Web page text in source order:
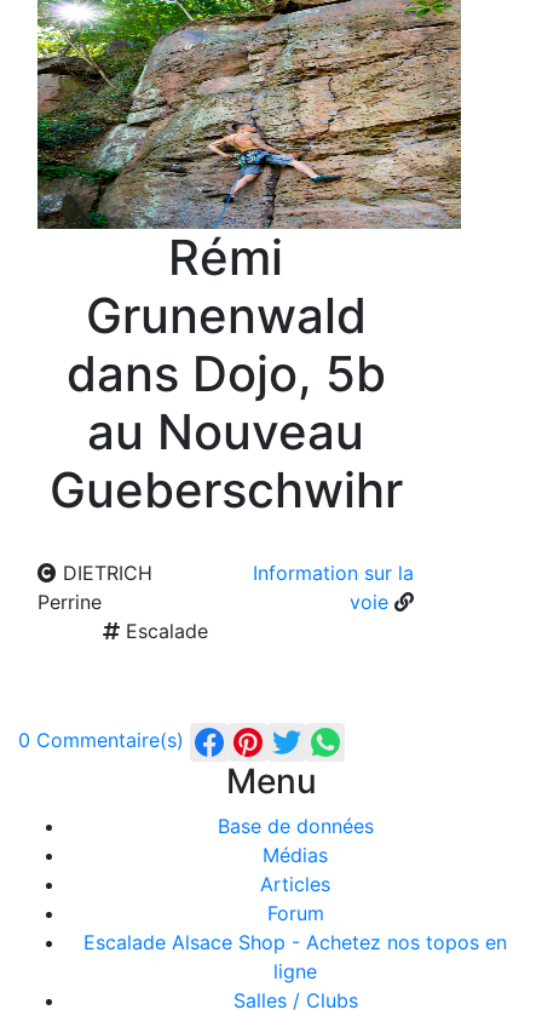
Rémi
Grunenwald
dans Dojo, 5b
au Nouveau
Gueberschwihr
DIETRICH
Perrine
Information sur la
voie
Escalade
0 Commentaire(s)
Menu
Base de données
Médias
Articles
Forum
Escalade Alsace Shop - Achetez nos topos en
ligne
Salles / Clubs